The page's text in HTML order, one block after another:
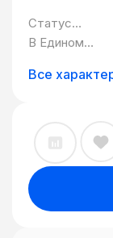
Статус
Минпромторг:
В Едином
российских
Все